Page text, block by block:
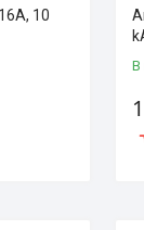
10
В